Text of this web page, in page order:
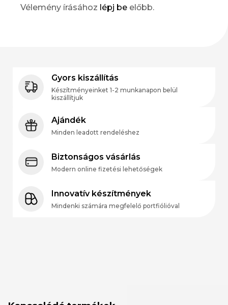
Vélemény írásához lépj be előbb.
Gyors kiszállítás
Készítményeinket 1-2 munkanapon belül
kiszállítjuk
Ajándék
Minden leadott rendeléshez
Biztonságos vásárlás
Modern online fizetési lehetőségek
Innovatív készítmények
Mindenki számára megfelelő portfiólióval